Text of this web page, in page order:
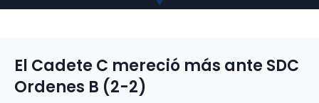
El Cadete C mereció más ante SDC
Ordenes B (2-2)